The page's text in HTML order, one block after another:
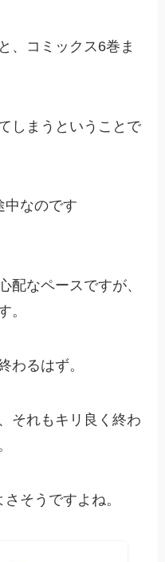
、コミックス6巻ま
しまうということで
中なのです
配なペースですが、
。
わるはず。
それもキリ良く終わ
そうですよね。